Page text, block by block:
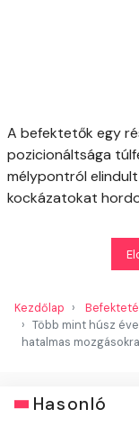
A befektetők egy
pozicionáltsága
mélypontról
kockázatokat
Kezdőlap
Több mint húsz
hatalmas
Hasonló